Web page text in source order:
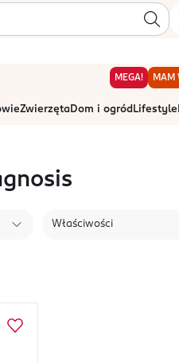
MEGA! MAM
ZwierzętaDom i ogród Lifestyle
Właściwości